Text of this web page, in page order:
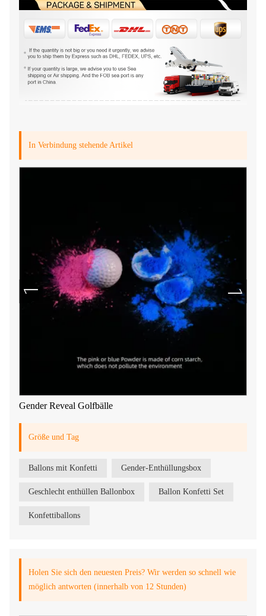
In Verbindung stehende Artikel
Gender Reveal Golfbälle
Größe und Tag
Ballons mit Konfetti Gender-Enthüllungsbox
Geschlecht enthüllen Ballonbox Ballon Konfetti Set
Konfettiballons
Holen Sie sich den neuesten Preis? Wir werden so schnell wie
möglich antworten (innerhalb von 12 Stunden)